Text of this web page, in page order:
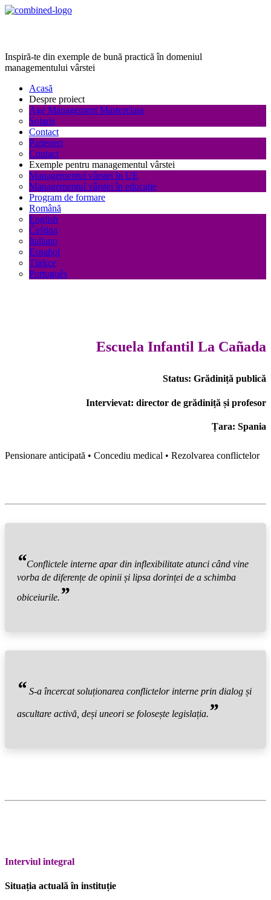
Inspiră-te din exemple de bună practică în domeniul
managementului vârstei
Acasă
Despre proiect
Age Management Masterclass
Solaris
Contact
Parteneri
Contact
Exemple pentru managementul vârstei
Managementul vârstei în UE
Managementul vârstei în educație
Program de formare
Română
English
Čeština
Italiano
Español
Türkçe
Português
Escuela Infantil La Cañada
Status: Grădiniță publică
Intervievat: director de grădiniță și profesor
Țara: Spania
Pensionare anticipată • Concediu medical • Rezolvarea conflictelor
“Conflictele interne apar din inflexibilitate atunci când vine
vorba de diferențe de opinii și lipsa dorinței de a schimba
obiceiurile.”
“ S-a încercat soluționarea conflictelor interne prin dialog și
ascultare activă, deși uneori se folosește legislația.”
Interviul integral
Situația actuală în instituție